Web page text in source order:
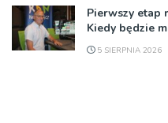
Pierwszy etap
Kiedy będzie
5 SIERPNIA 2026